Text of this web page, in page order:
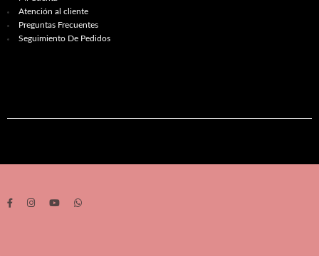
Atención al cliente
Preguntas Frecuentes
Seguimiento De Pedidos